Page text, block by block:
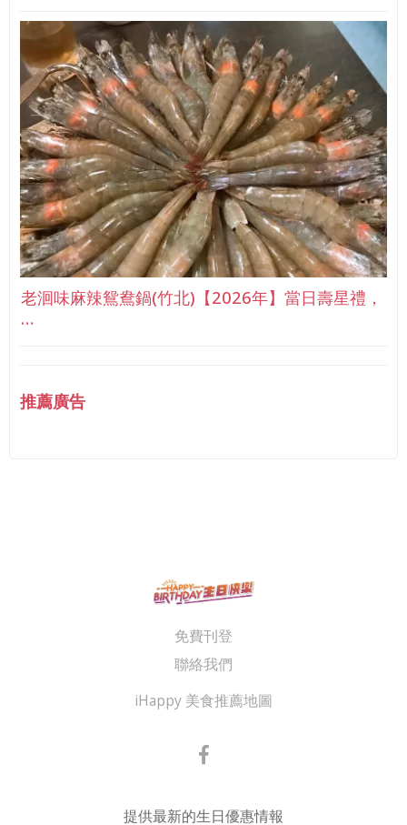
老洄味麻辣鴛鴦鍋(竹北)【2026年】當日壽星禮，
…
推薦廣告
免費刊登
聯絡我們
iHappy 美食推薦地圖
提供最新的生日優惠情報